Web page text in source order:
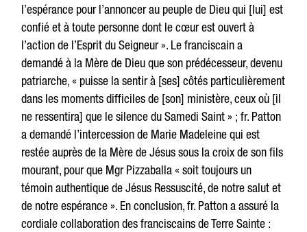
l’espérance pour l’annoncer au peuple de Dieu qui [lui] est
confié et à toute personne dont le cœur est ouvert à
l’action de l’Esprit du Seigneur ». Le franciscain a
demandé à la Mère de Dieu que son prédécesseur, devenu
patriarche, « puisse la sentir à [ses] côtés particulièrement
dans les moments difficiles de [son] ministère, ceux où [il
ne ressentira] que le silence du Samedi Saint » ; fr. Patton
a demandé l’intercession de Marie Madeleine qui est
restée auprès de la Mère de Jésus sous la croix de son fils
mourant, pour que Mgr Pizzaballa « soit toujours un
témoin authentique de Jésus Ressuscité, de notre salut et
de notre espérance ». En conclusion, fr. Patton a assuré la
cordiale collaboration des franciscains de Terre Sainte :